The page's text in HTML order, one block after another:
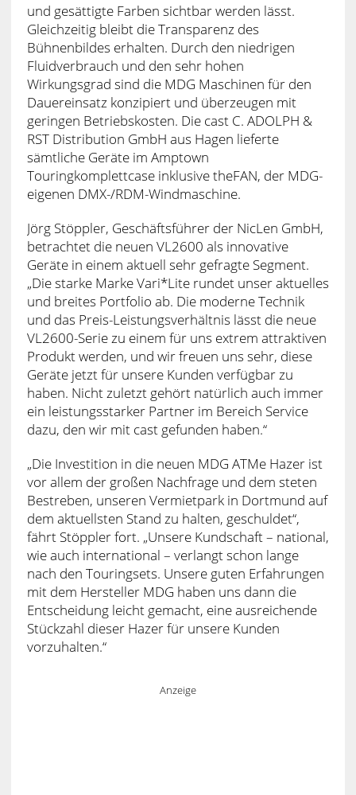
und gesättigte Farben sichtbar werden lässt.
Gleichzeitig bleibt die Transparenz des
Bühnenbildes erhalten. Durch den niedrigen
Fluidverbrauch und den sehr hohen
Wirkungsgrad sind die MDG Maschinen für den
Dauereinsatz konzipiert und überzeugen mit
geringen Betriebskosten. Die cast C. ADOLPH &
RST Distribution GmbH aus Hagen lieferte
sämtliche Geräte im Amptown
Touringkomplettcase inklusive theFAN, der MDG-
eigenen DMX-/RDM-Windmaschine.
Jörg Stöppler, Geschäftsführer der NicLen GmbH,
betrachtet die neuen VL2600 als innovative
Geräte in einem aktuell sehr gefragte Segment.
„Die starke Marke Vari*Lite rundet unser aktuelles
und breites Portfolio ab. Die moderne Technik
und das Preis-Leistungsverhältnis lässt die neue
VL2600-Serie zu einem für uns extrem attraktiven
Produkt werden, und wir freuen uns sehr, diese
Geräte jetzt für unsere Kunden verfügbar zu
haben. Nicht zuletzt gehört natürlich auch immer
ein leistungsstarker Partner im Bereich Service
dazu, den wir mit cast gefunden haben.“
„Die Investition in die neuen MDG ATMe Hazer ist
vor allem der großen Nachfrage und dem steten
Bestreben, unseren Vermietpark in Dortmund auf
dem aktuellsten Stand zu halten, geschuldet“,
fährt Stöppler fort. „Unsere Kundschaft – national,
wie auch international – verlangt schon lange
nach den Touringsets. Unsere guten Erfahrungen
mit dem Hersteller MDG haben uns dann die
Entscheidung leicht gemacht, eine ausreichende
Stückzahl dieser Hazer für unsere Kunden
vorzuhalten.“
Anzeige